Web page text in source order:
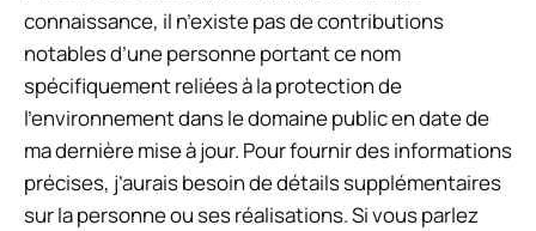
connaissance, il n’existe pas de contributions
notables d’une personne portant ce nom
spécifiquement reliées à la protection de
l’environnement dans le domaine public en date de
ma dernière mise à jour. Pour fournir des informations
précises, j’aurais besoin de détails supplémentaires
sur la personne ou ses réalisations. Si vous parlez